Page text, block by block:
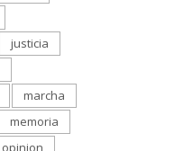
justicia
marcha
memoria
opinion